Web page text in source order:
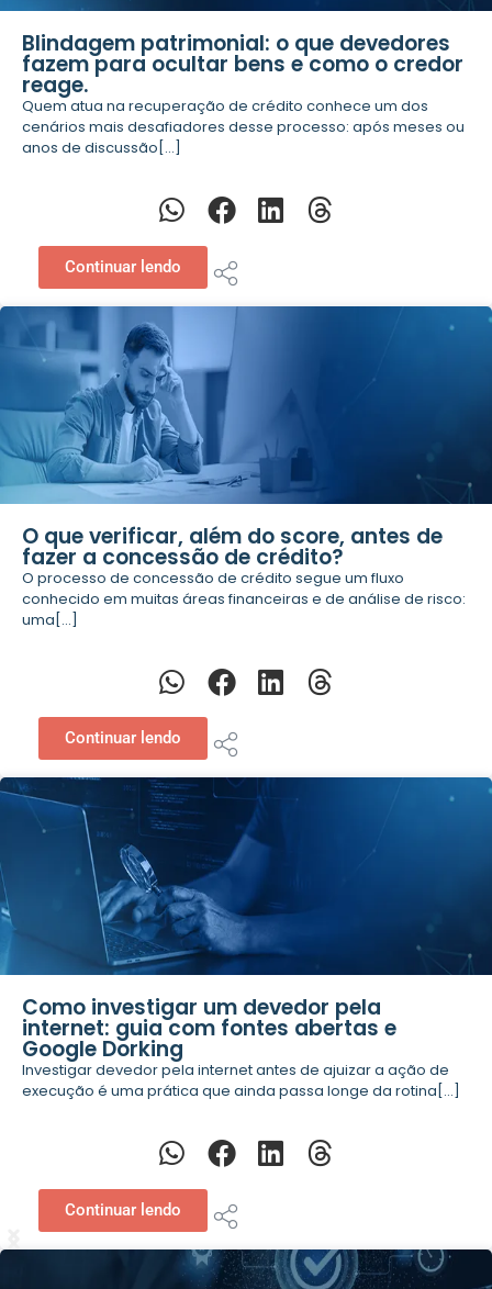
Blindagem patrimonial: o que devedores
fazem para ocultar bens e como o credor
reage.
Quem atua na recuperação de crédito conhece um dos
cenários mais desafiadores desse processo: após meses ou
anos de discussão[...]
Continuar lendo
O que verificar, além do score, antes de
fazer a concessão de crédito?
O processo de concessão de crédito segue um fluxo
conhecido em muitas áreas financeiras e de análise de risco:
uma[...]
Continuar lendo
Como investigar um devedor pela
internet: guia com fontes abertas e
Google Dorking
Investigar devedor pela internet antes de ajuizar a ação de
execução é uma prática que ainda passa longe da rotina[...]
Continuar lendo